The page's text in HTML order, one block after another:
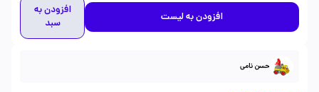
افزودن به لیست
افزودن به
سبد
حسن نامی